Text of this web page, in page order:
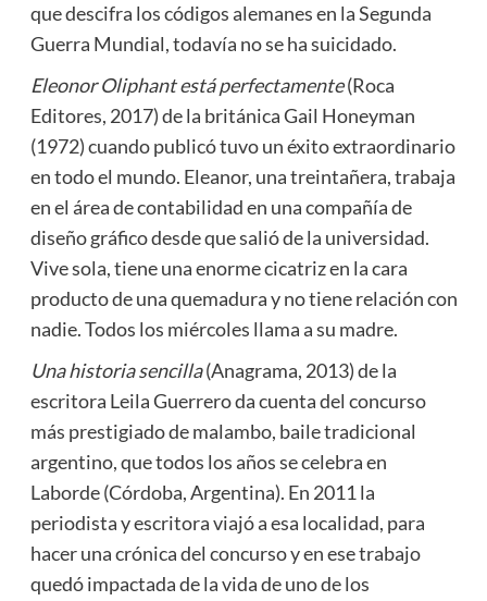
que descifra los códigos alemanes en la Segunda
Guerra Mundial, todavía no se ha suicidado.
Eleonor Oliphant está perfectamente(Roca
Editores, 2017) de la británica Gail Honeyman
(1972) cuando publicó tuvo un éxito extraordinario
en todo el mundo. Eleanor, una treintañera, trabaja
en el área de contabilidad en una compañía de
diseño gráfico desde que salió de la universidad.
Vive sola, tiene una enorme cicatriz en la cara
producto de una quemadura y no tiene relación con
nadie. Todos los miércoles llama a su madre.
Una historia sencilla(Anagrama, 2013) de la
escritora Leila Guerrero da cuenta del concurso
más prestigiado de malambo, baile tradicional
argentino, que todos los años se celebra en
Laborde (Córdoba, Argentina). En 2011 la
periodista y escritora viajó a esa localidad, para
hacer una crónica del concurso y en ese trabajo
quedó impactada de la vida de uno de los